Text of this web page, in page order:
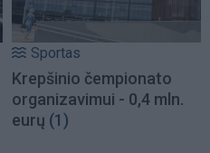
Sportas
Krepšinio čempionato
organizavimui - 0,4 mln.
eurų (1)